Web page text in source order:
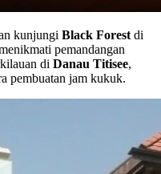
kunjungi Black Forest di
pemandangan
di Danau Titisee,
pembuatan jam kukuk.